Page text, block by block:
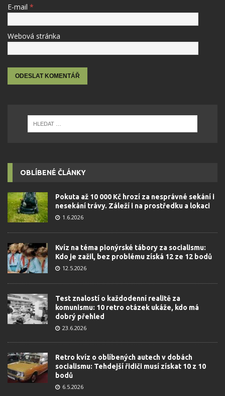
E-mail *
Webová stránka
OBLÍBENÉ ČLÁNKY
Pokuta až 10 000 Kč hrozí za nesprávné sekání i
nesekání trávy. Záleží i na prostředku a lokaci
1.6.2026
Kvíz na téma pionýrské tábory za socialismu:
Kdo je zažil, bez problému získá 12 ze 12 bodů
12.5.2026
Test znalostí o každodenní realitě za
komunismu: 10 retro otázek ukáže, kdo má
dobrý přehled
23.6.2026
Retro kvíz o oblíbených autech v dobách
socialismu: Tehdejší řidiči musí získat 10 z 10
bodů
6.5.2026